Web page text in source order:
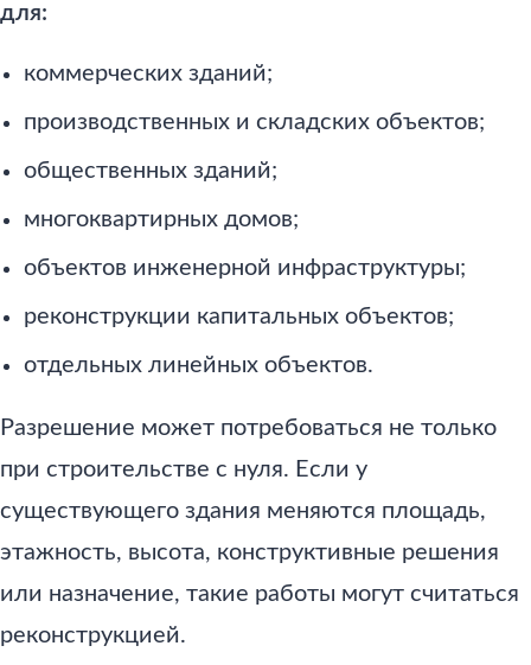
для:
коммерческих зданий;
производственных и складских объектов;
общественных зданий;
многоквартирных домов;
объектов инженерной инфраструктуры;
реконструкции капитальных объектов;
отдельных линейных объектов.
Разрешение может потребоваться не только
при строительстве с нуля. Если у
существующего здания меняются площадь,
этажность, высота, конструктивные решения
или назначение, такие работы могут считаться
реконструкцией.